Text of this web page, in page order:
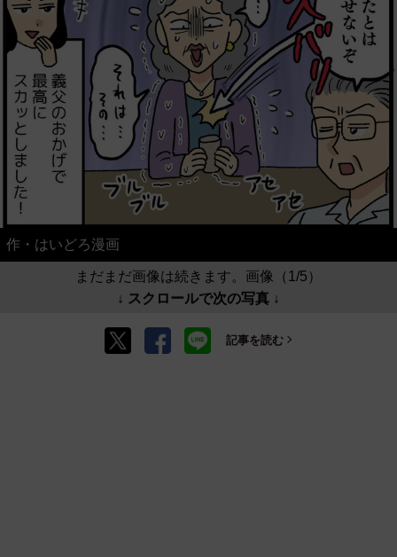
作・はいどろ漫画
まだまだ画像は続きます。画像（1/5）
↓ スクロールで次の写真 ↓
記事を読む